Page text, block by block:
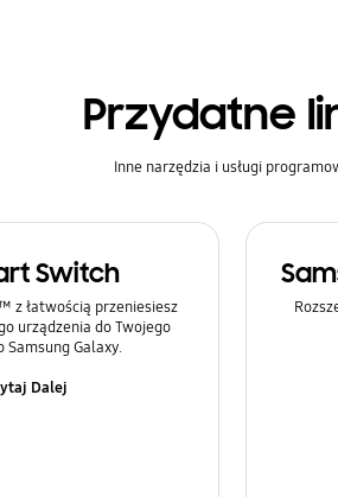
Przydatne
Inne narzędzia i usługi
Switch
z łatwością przeniesiesz
urządzenia do Twojego
Samsung Galaxy.
Dalej